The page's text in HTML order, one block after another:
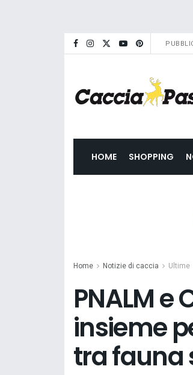
HOME SHOPPING
Home Notizie di caccia Ultime
PNALM e
insieme
tra fauna